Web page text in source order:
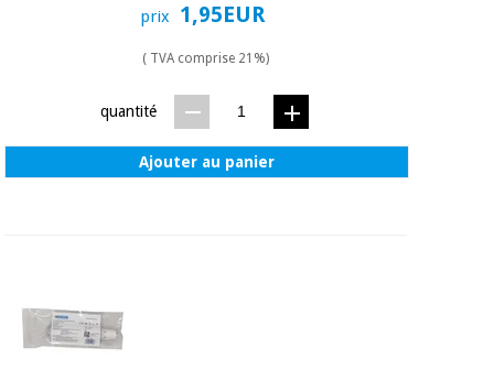
Instruments
Armoires
Orthopédie
prix 1,95EUR
( TVA comprise 21%)
quantité
Ajouter au panier